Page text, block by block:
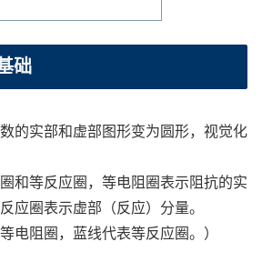
础
的实部和虚部图形变为圆形，视觉化
和等反应圈，等电阻圈表示阻抗的实
应圈表示虚部（反应）分量。
电阻圈，蓝线代表等反应圈。）